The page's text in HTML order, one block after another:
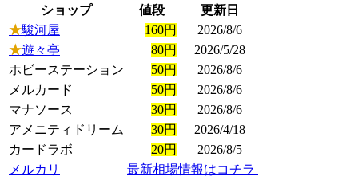
ショップ 値段
更新日
★駿河屋 160円
2026/8/6
★遊々亭 80円
2026/5/28
ホビーステーション
50円
2026/8/6
メルカード
50円
2026/8/6
マナソース
30円
2026/8/6
アメニティドリーム
30円
2026/4/18
カードラボ
20円
2026/8/5
メルカリ
最新相場情報はコチラ